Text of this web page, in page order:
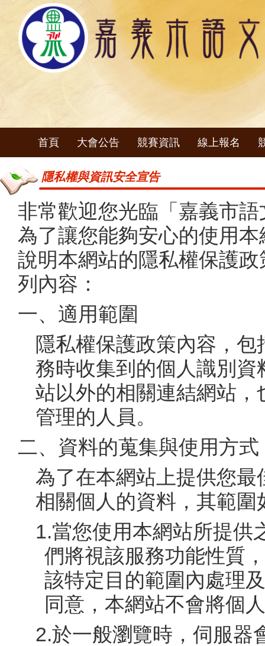
首頁 大會公告 競賽資訊 線上報名
隱私權與資訊安全宣告
非常歡迎您光臨「嘉義市
為了讓您能夠安心的使用
說明本網站的隱私權保護
列內容：
一、適用範圍
隱私權保護政策內容，
務時收集到的個人識別
站以外的相關連結網站
管理的人員。
二、資料的蒐集與使用方式
為了在本網站上提供您
相關個人的資料，其範圍
1.當您使用本網站所提供
們將視該服務功能性質
該特定目的範圍內處理
同意，本網站不會將個
2.於一般瀏覽時，伺服器